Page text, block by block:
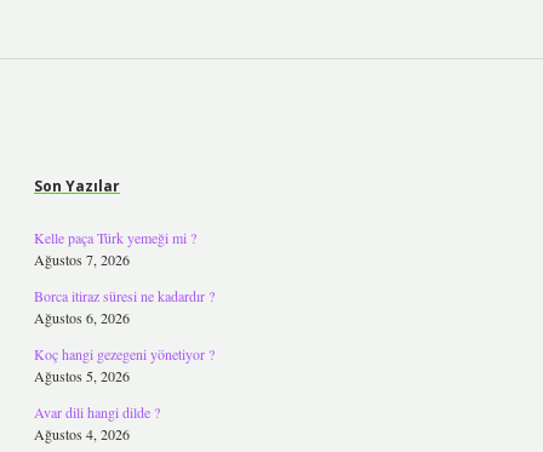
Son Yazılar
Kelle paça Türk yemeği mi ?
Ağustos 7, 2026
Borca itiraz süresi ne kadardır ?
Ağustos 6, 2026
Koç hangi gezegeni yönetiyor ?
Ağustos 5, 2026
Avar dili hangi dilde ?
Ağustos 4, 2026